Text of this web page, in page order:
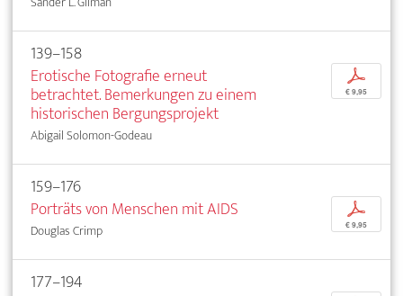
139–158
Erotische Fotografie erneut
betrachtet. Bemerkungen zu einem
historischen Bergungsprojekt
Abigail Solomon-Godeau
p
€ 9,95
159–176
Porträts von Menschen mit AIDS
Douglas Crimp
p
€ 9,95
177–194